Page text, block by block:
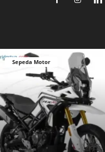
Sepeda Motor